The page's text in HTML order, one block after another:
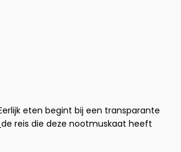
eten begint bij een transparante
de reis die deze nootmuskaat heeft